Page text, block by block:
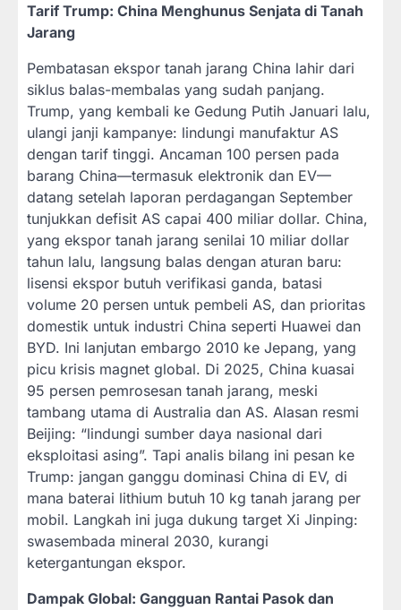
Tarif Trump: China Menghunus Senjata di Tanah
Jarang
Pembatasan ekspor tanah jarang China lahir dari
siklus balas-membalas yang sudah panjang.
Trump, yang kembali ke Gedung Putih Januari lalu,
ulangi janji kampanye: lindungi manufaktur AS
dengan tarif tinggi. Ancaman 100 persen pada
barang China—termasuk elektronik dan EV—
datang setelah laporan perdagangan September
tunjukkan defisit AS capai 400 miliar dollar. China,
yang ekspor tanah jarang senilai 10 miliar dollar
tahun lalu, langsung balas dengan aturan baru:
lisensi ekspor butuh verifikasi ganda, batasi
volume 20 persen untuk pembeli AS, dan prioritas
domestik untuk industri China seperti Huawei dan
BYD. Ini lanjutan embargo 2010 ke Jepang, yang
picu krisis magnet global. Di 2025, China kuasai
95 persen pemrosesan tanah jarang, meski
tambang utama di Australia dan AS. Alasan resmi
Beijing: “lindungi sumber daya nasional dari
eksploitasi asing”. Tapi analis bilang ini pesan ke
Trump: jangan ganggu dominasi China di EV, di
mana baterai lithium butuh 10 kg tanah jarang per
mobil. Langkah ini juga dukung target Xi Jinping:
swasembada mineral 2030, kurangi
ketergantungan ekspor.
Dampak Global: Gangguan Rantai Pasok dan